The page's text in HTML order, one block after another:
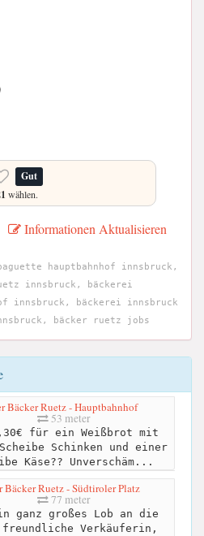
Gut
wählen.
Informationen Aktualisieren
hauptbahnhof innsbruck,
innsbruck, bäckerei
innsbruck, bäckerei innsbruck
bäcker ruetz jobs
Bäcker Ruetz - Hauptbahnhof
53 meter
für ein Weißbrot mit
Schinken und einer
Käse?? Unverschäm...
Bäcker Ruetz - Südtiroler Platz
77 meter
ganz großes Lob an die
freundliche Verkäuferin,